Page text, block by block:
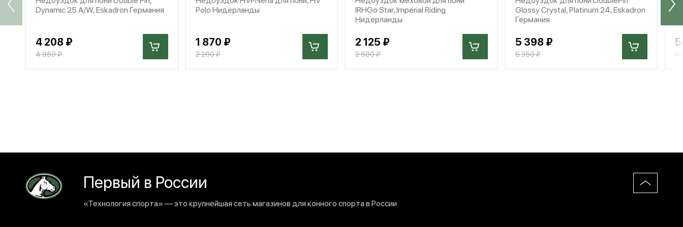
Dynamic 25 A/W, Eskadron Германия
4 208 ₽
4 950 ₽
Polo Нидерланды
1 870 ₽
2 200 ₽
IRHGo Star, Imperial Riding
Нидерланды
2 125 ₽
2 500 ₽
Glossy Crystal, Platinum 24, Eskadron
Германия
5 398 ₽
6 350 ₽ 6
Первый в России
«Технология спорта» — это крупнейшая сеть магазинов для конного спорта в России